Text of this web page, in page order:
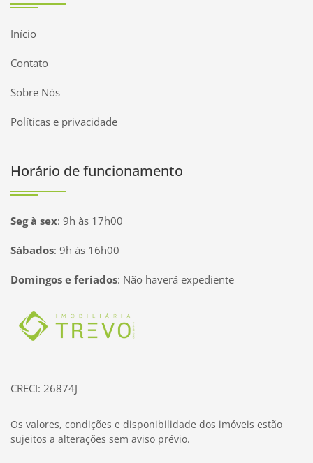
Início
Contato
Sobre Nós
Políticas e privacidade
Horário de funcionamento
Seg à sex: 9h às 17h00
Sábados: 9h às 16h00
Domingos e feriados: Não haverá expediente
Página inicial
CRECI: 26874J
Os valores, condições e disponibilidade dos imóveis estão
sujeitos a alterações sem aviso prévio.